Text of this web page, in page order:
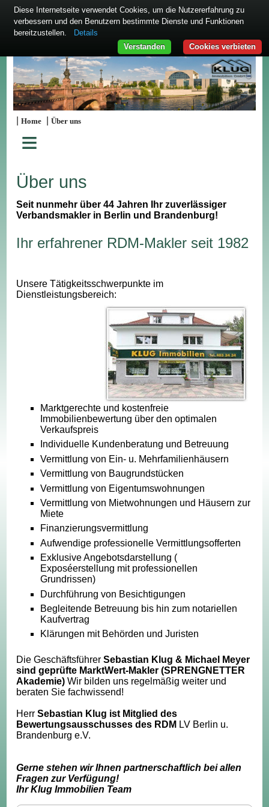
|Home |Über uns
≡
Über uns
Seit nunmehr über 44 Jahren Ihr zuverlässiger
Verbandsmakler in Berlin und Brandenburg!
Ihr erfahrener RDM-Makler seit 1982
Unsere Tätigkeitsschwerpunkte im
Dienstleistungsbereich:
Marktgerechte und kostenfreie
Immobilienbewertung über den optimalen
Verkaufspreis
Individuelle Kundenberatung und Betreuung
Vermittlung von Ein- u. Mehrfamilienhäusern
Vermittlung von Baugrundstücken
Vermittlung von Eigentumswohnungen
Vermittlung von Mietwohnungen und Häusern zur
Miete
Finanzierungsvermittlung
Aufwendige professionelle Vermittlungsofferten
Exklusive Angebotsdarstellung (
Exposéerstellung mit professionellen
Grundrissen)
Durchführung von Besichtigungen
Begleitende Betreuung bis hin zum notariellen
Kaufvertrag
Klärungen mit Behörden und Juristen
Die GeschäftsführerSebastian Klug & Michael Meyer
sind geprüfte MarktWert-Makler (SPRENGNETTER
Akademie) Wir bilden uns regelmäßig weiter und
beraten Sie fachwissend!
HerrSebastian Klug ist Mitglied des
Bewertungsausschusses des RDM LV Berlin u.
Brandenburg e.V.
Gerne stehen wir Ihnen partnerschaftlich bei allen
Fragen zur Verfügung!
Ihr Klug Immobilien Team
Diese Internetseite verwendet Cookies, um die Nutzererfahrung zu
verbessern und den Benutzern bestimmte Dienste und Funktionen
bereitzustellen.
Details
Cookies verbieten
Verstanden